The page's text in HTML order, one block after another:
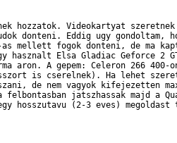
hozzatok. Videokartyat szeretnek
donteni. Eddig ugy gondoltam,
as mellett fogok donteni, de ma
hasznalt Elsa Gladiac Geforce 2
aron. A gepem: Celeron 266 400-
is cserelnek). Ha lehet
de nem vagyok kifejezetten
felbontasban jatszhassak majd a
hosszutavu (2-3 eves)